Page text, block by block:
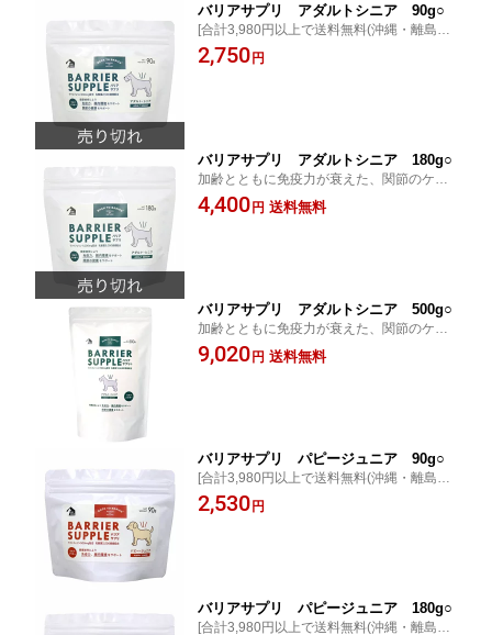
バリアサプリ アダルトシニア 90g○
[合計3,980円以上で送料無料(沖縄・離島を
除く)]加齢とともに免疫力が衰えた、関節の
ケアが必要なアダルトシニアお勧めです。
2,750円
バリアサプリ アダルトシニア 180g○
加齢とともに免疫力が衰えた、関節のケア
が必要なアダルトシニアお勧めです。 [ポイ
ント最大10倍]
4,400円 送料無料
バリアサプリ アダルトシニア 500g○
加齢とともに免疫力が衰えた、関節のケア
が必要なアダルトシニアお勧めです。 [ポイ
ント最大10倍]
9,020円 送料無料
バリアサプリ パピージュニア 90g○
[合計3,980円以上で送料無料(沖縄・離島を
除く)] 免疫力が十分に備わっていない、パ
ピーやジュニアにお勧めです。 [ポイント最
2,530円
バリアサプリ パピージュニア 180g○
[合計3,980円以上で送料無料(沖縄・離島を